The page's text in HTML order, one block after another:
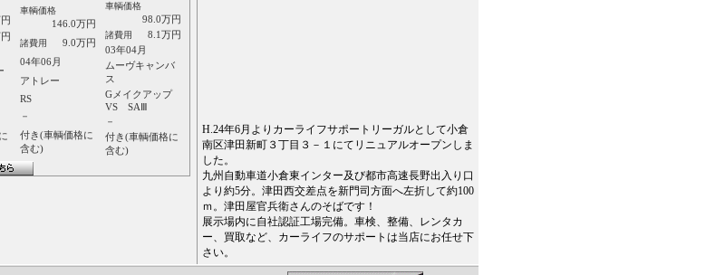
車輌価格
146.0万円
諸費用
9.0万円
04年06月
アトレー
RS
－
付き(車輌価格に
含む)
車輌価格
98.0万円
諸費用
8.1万円
03年04月
ムーヴキャンバ
ス
Gメイクアップ
VS SAⅢ
－
付き(車輌価格に
含む)
H.24年6月よりカーライフサポートリーガルとして小倉
南区津田新町３丁目３－１にてリニュアルオープンしま
した。
九州自動車道小倉東インター及び都市高速長野出入り口
より約5分。津田西交差点を新門司方面へ左折して約100
ｍ。津田屋官兵衛さんのそばです！
展示場内に自社認証工場完備。車検、整備、レンタカ
ー、買取など、カーライフのサポートは当店にお任せ下
さい。